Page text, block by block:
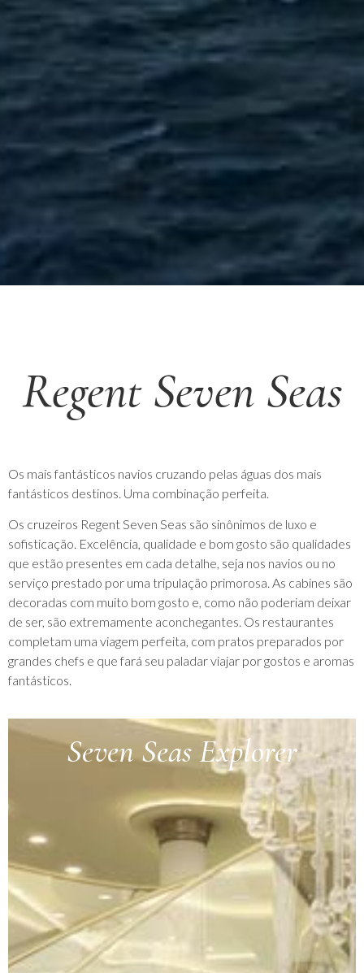
Regent Seven Seas
Os mais fantásticos navios cruzando pelas águas dos mais
fantásticos destinos. Uma combinação perfeita.
Os cruzeiros Regent Seven Seas são sinônimos de luxo e
sofisticação. Excelência, qualidade e bom gosto são qualidades
que estão presentes em cada detalhe, seja nos navios ou no
serviço prestado por uma tripulação primorosa. As cabines são
decoradas com muito bom gosto e, como não poderiam deixar
de ser, são extremamente aconchegantes. Os restaurantes
completam uma viagem perfeita, com pratos preparados por
grandes chefs e que fará seu paladar viajar por gostos e aromas
fantásticos.
Seven Seas Explorer